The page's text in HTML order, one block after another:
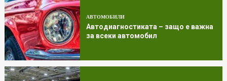
АВТОМОБИЛИ
Автодиагностиката – защо е важна
за всеки автомобил